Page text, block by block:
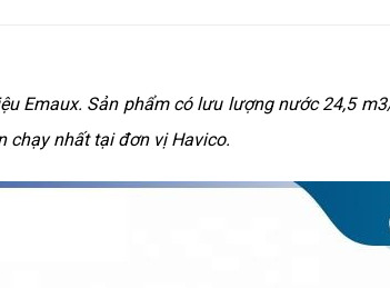
Emaux. Sản phẩm có lưu lượng nước 24,5
chạy nhất tại đơn vị Havico.